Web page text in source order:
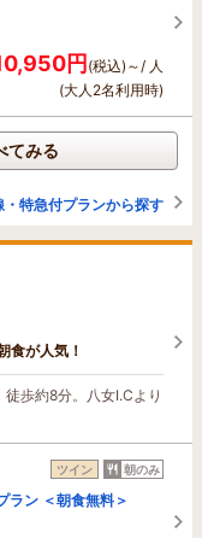
円(税込)～/ 人
(大人2名利用時)
てみる
特急付プランから探す
食が人気！
歩約8分。八女I.Cより
ツイン 朝のみ
ラン ＜朝食無料＞